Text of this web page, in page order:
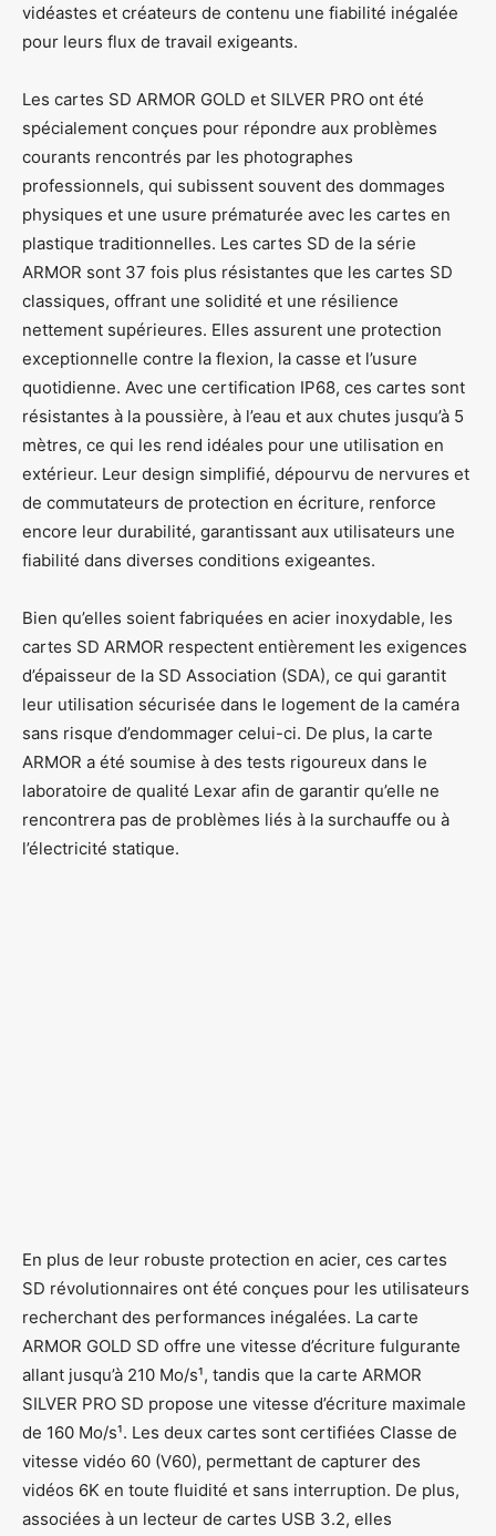
vidéastes et créateurs de contenu une fiabilité inégalée
pour leurs flux de travail exigeants.
Les cartes SD ARMOR GOLD et SILVER PRO ont été
spécialement conçues pour répondre aux problèmes
courants rencontrés par les photographes
professionnels, qui subissent souvent des dommages
physiques et une usure prématurée avec les cartes en
plastique traditionnelles. Les cartes SD de la série
ARMOR sont 37 fois plus résistantes que les cartes SD
classiques, offrant une solidité et une résilience
nettement supérieures. Elles assurent une protection
exceptionnelle contre la flexion, la casse et l’usure
quotidienne. Avec une certification IP68, ces cartes sont
résistantes à la poussière, à l’eau et aux chutes jusqu’à 5
mètres, ce qui les rend idéales pour une utilisation en
extérieur. Leur design simplifié, dépourvu de nervures et
de commutateurs de protection en écriture, renforce
encore leur durabilité, garantissant aux utilisateurs une
fiabilité dans diverses conditions exigeantes.
Bien qu’elles soient fabriquées en acier inoxydable, les
cartes SD ARMOR respectent entièrement les exigences
d’épaisseur de la SD Association (SDA), ce qui garantit
leur utilisation sécurisée dans le logement de la caméra
sans risque d’endommager celui-ci. De plus, la carte
ARMOR a été soumise à des tests rigoureux dans le
laboratoire de qualité Lexar afin de garantir qu’elle ne
rencontrera pas de problèmes liés à la surchauffe ou à
l’électricité statique.
En plus de leur robuste protection en acier, ces cartes
SD révolutionnaires ont été conçues pour les utilisateurs
recherchant des performances inégalées. La carte
ARMOR GOLD SD offre une vitesse d’écriture fulgurante
allant jusqu’à 210 Mo/s¹, tandis que la carte ARMOR
SILVER PRO SD propose une vitesse d’écriture maximale
de 160 Mo/s¹. Les deux cartes sont certifiées Classe de
vitesse vidéo 60 (V60), permettant de capturer des
vidéos 6K en toute fluidité et sans interruption. De plus,
associées à un lecteur de cartes USB 3.2, elles